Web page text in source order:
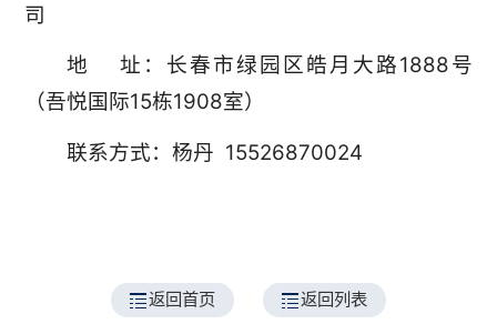
司
地 址：长春市绿园区皓月大路1888号
（吾悦国际15栋1908室）
联系方式：杨丹 15526870024
返回首页 返回列表